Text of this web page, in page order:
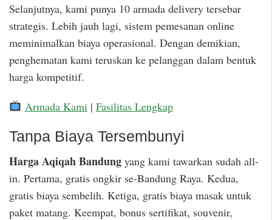
Selanjutnya, kami punya 10 armada delivery tersebar
strategis. Lebih jauh lagi, sistem pemesanan online
meminimalkan biaya operasional. Dengan demikian,
penghematan kami teruskan ke pelanggan dalam bentuk
harga kompetitif.
Armada Kami | Fasilitas Lengkap
Tanpa Biaya Tersembunyi
Harga Aqiqah Bandung yang kami tawarkan sudah all-
in. Pertama, gratis ongkir se-Bandung Raya. Kedua,
gratis biaya sembelih. Ketiga, gratis biaya masak untuk
paket matang. Keempat, bonus sertifikat, souvenir,